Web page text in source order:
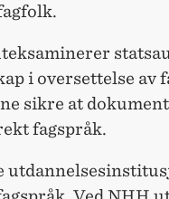
i oversettelse av
sikre at
fagspråk.